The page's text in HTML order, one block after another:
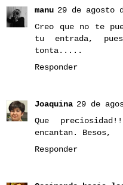
manu 29 de agosto
Creo que no te
tu entrada,
tonta.....
Responder
Joaquina 29 de
Que
encantan. Besos,
Responder